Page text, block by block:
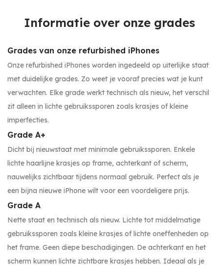
Informatie over onze grades
Grades van onze refurbished iPhones
Onze refurbished iPhones worden ingedeeld op uiterlijke staat
met duidelijke grades. Zo weet je vooraf precies wat je kunt
verwachten. Elke grade werkt technisch als nieuw, het verschil
zit alleen in lichte gebruikssporen zoals krasjes of kleine
imperfecties.
Grade A+
Dicht bij nieuwstaat met minimale gebruikssporen. Enkele
lichte haarlijne krasjes op frame, achterkant of scherm,
nauwelijks zichtbaar tijdens normaal gebruik. Perfect als je
een bijna nieuwe iPhone wilt voor een voordeligere prijs.
Grade A
Nette staat en technisch als nieuw. Lichte tot middelmatige
gebruikssporen zoals kleine krasjes of lichte oneffenheden op
het frame. Geen diepe beschadigingen. De achterkant en het
scherm kunnen lichte zichtbare krasjes hebben. Ideaal als je